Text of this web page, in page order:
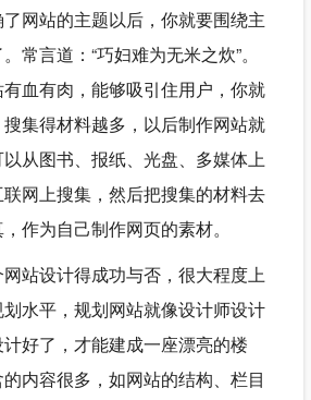
网站的主题以后，你就要围绕主
常言道：“巧妇难为无米之炊”。
血有肉，能够吸引住用户，你就
集得材料越多，以后制作网站就
从图书、报纸、光盘、多媒体上
网上搜集，然后把搜集的材料去
作为自己制作网页的素材。
站设计得成功与否，很大程度上
水平，规划网站就像设计师设计
好了，才能建成一座漂亮的楼
内容很多，如网站的结构、栏目